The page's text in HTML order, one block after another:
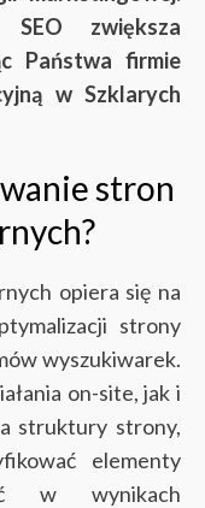
SEO zwiększa
Państwa firmie
w Szklarych
stron
opiera się na
strony
wyszukiwarek.
on-site, jak i
struktury strony,
elementy
w wynikach